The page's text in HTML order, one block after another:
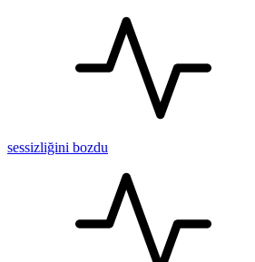
sessizliğini bozdu